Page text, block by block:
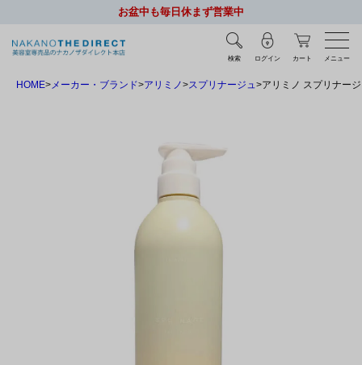
お盆中も毎日休まず営業中
検索 ログイン カート メニュー
HOME メーカー・ブランド アリミノ スプリナージュ アリミノ スプリナー